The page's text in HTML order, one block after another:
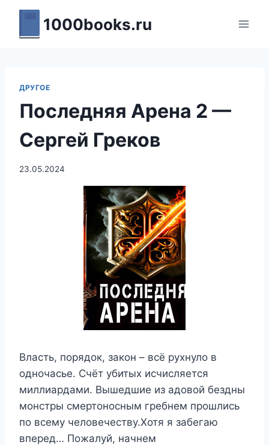
Перейти
содержимому
1000books.ru
ДРУГОЕ
Последняя Арена 2 —
Сергей Греков
23.05.2024
Власть, порядок, закон – всё рухнуло в
одночасье. Счёт убитых исчисляется
миллиардами. Вышедшие из адовой бездны
монстры смертоносным гребнем прошлись
по всему человечеству.Хотя я забегаю
вперед… Пожалуй, начнем